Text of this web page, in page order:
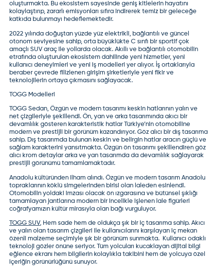
oluşturmakta. Bu ekosistem sayesinde geniş kitlelerin hayatını
kolaylaştırıp, zararlı emisyonları sıfıra indirerek temiz bir geleceğe
katkıda bulunmayı hedeflemektedir.
2022 yılında doğuştan yüzde yüz elektrikli, bağlantılı ve güncel
otonom seviyesine sahip, orta büyüklükte C sınfı bir sportif çok
amaçlı SUV araç ile yollarda olacak. Akıllı ve bağlantılı otomobilin
etrafında oluşturulan ekosistem dahilinde yeni hizmetler, yeni
kullanıcı deneyimleri ve yeni iş modelleri yer alıyor. İş ortaklarıyla
beraber çevrede filizlenen girişim şirketleriyle yeni fikir ve
teknolojilerin ortaya çıkmasını sağlayacak.
TOGG Modelleri
TOGG Sedan,Özgün ve modern tasarımı keskin hatlarının yalın ve
net çizgileriyle şekillendi. Ön, yan ve arka tasarımında akıcı bir
devamlılık gösteren karakteristik hatlar Türkiye’nin otomobiline
modern ve prestijli bir görünüm kazandırıyor. Göz alıcı bir dış tasarıma
sahip. Dış tasarımda bulunan keskin ve belirgin hatlar aracın güçlü ve
sağlam karakterini yansıtmakta. Özgün ön tasarımı şekillendiren göz
alıcı krom detaylar arka ve yan tasarımda da devamlılık sağlayarak
prestijli görünümü tamamlamaktadır.
Anadolu kültüründen ilham alındı. Özgün ve modern tasarım Anadolu
topraklarının köklü simgelerinden birisi olan laleden esinlendi.
Otomobilin yoldaki imzası olacak ön ızgarasına ve bütünsel şıklığı
tamamlayan jantlarına modern bir incelikle işlenen lale figürleri
coğrafyamızın kültür mirasıyla olan bağı vurguluyor.
TOGG SUV, Hem sade hem de oldukça şık bir iç tasarıma sahip. Akıcı
ve yalın olan tasarım çizgileri ile kullanıcılarını karşılayan iç mekan
özenli malzeme seçimiyle şık bir görünüm sunmakta. Kullanıcı odaklı
teknoloji gözler önüne seriyor. Tüm yolcuları kucaklayan dijital bilgi
eğlence ekranı hem bilgilerin kolaylıkla takibini hem de yolcuya özel
içeriğin görünürlüğünü sunuyor.